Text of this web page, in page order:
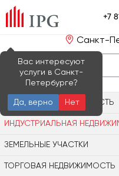
+7
Санкт-
Вас интересуют
услуги в Санкт-
Петербурге?
Да, верно Нет
ОФИСНАЯ НЕДВИЖИМОСТЬ
ИНДУСТРИАЛЬНАЯ
ЗЕМЕЛЬНЫЕ УЧАСТКИ
ТОРГОВАЯ НЕДВИЖИМОСТЬ